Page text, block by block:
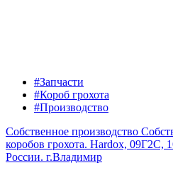
#Запчасти
#Короб грохота
#Производство
Собственное производство
коробов грохота. Hardox,
России. г.Владимир